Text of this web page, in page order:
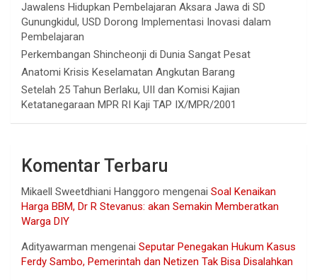
Jawalens Hidupkan Pembelajaran Aksara Jawa di SD
Gunungkidul, USD Dorong Implementasi Inovasi dalam
Pembelajaran
Perkembangan Shincheonji di Dunia Sangat Pesat
Anatomi Krisis Keselamatan Angkutan Barang
Setelah 25 Tahun Berlaku, UII dan Komisi Kajian
Ketatanegaraan MPR RI Kaji TAP IX/MPR/2001
Komentar Terbaru
Mikaell Sweetdhiani Hanggoro mengenai Soal Kenaikan
Harga BBM, Dr R Stevanus: akan Semakin Memberatkan
Warga DIY
Adityawarman mengenai Seputar Penegakan Hukum Kasus
Ferdy Sambo, Pemerintah dan Netizen Tak Bisa Disalahkan